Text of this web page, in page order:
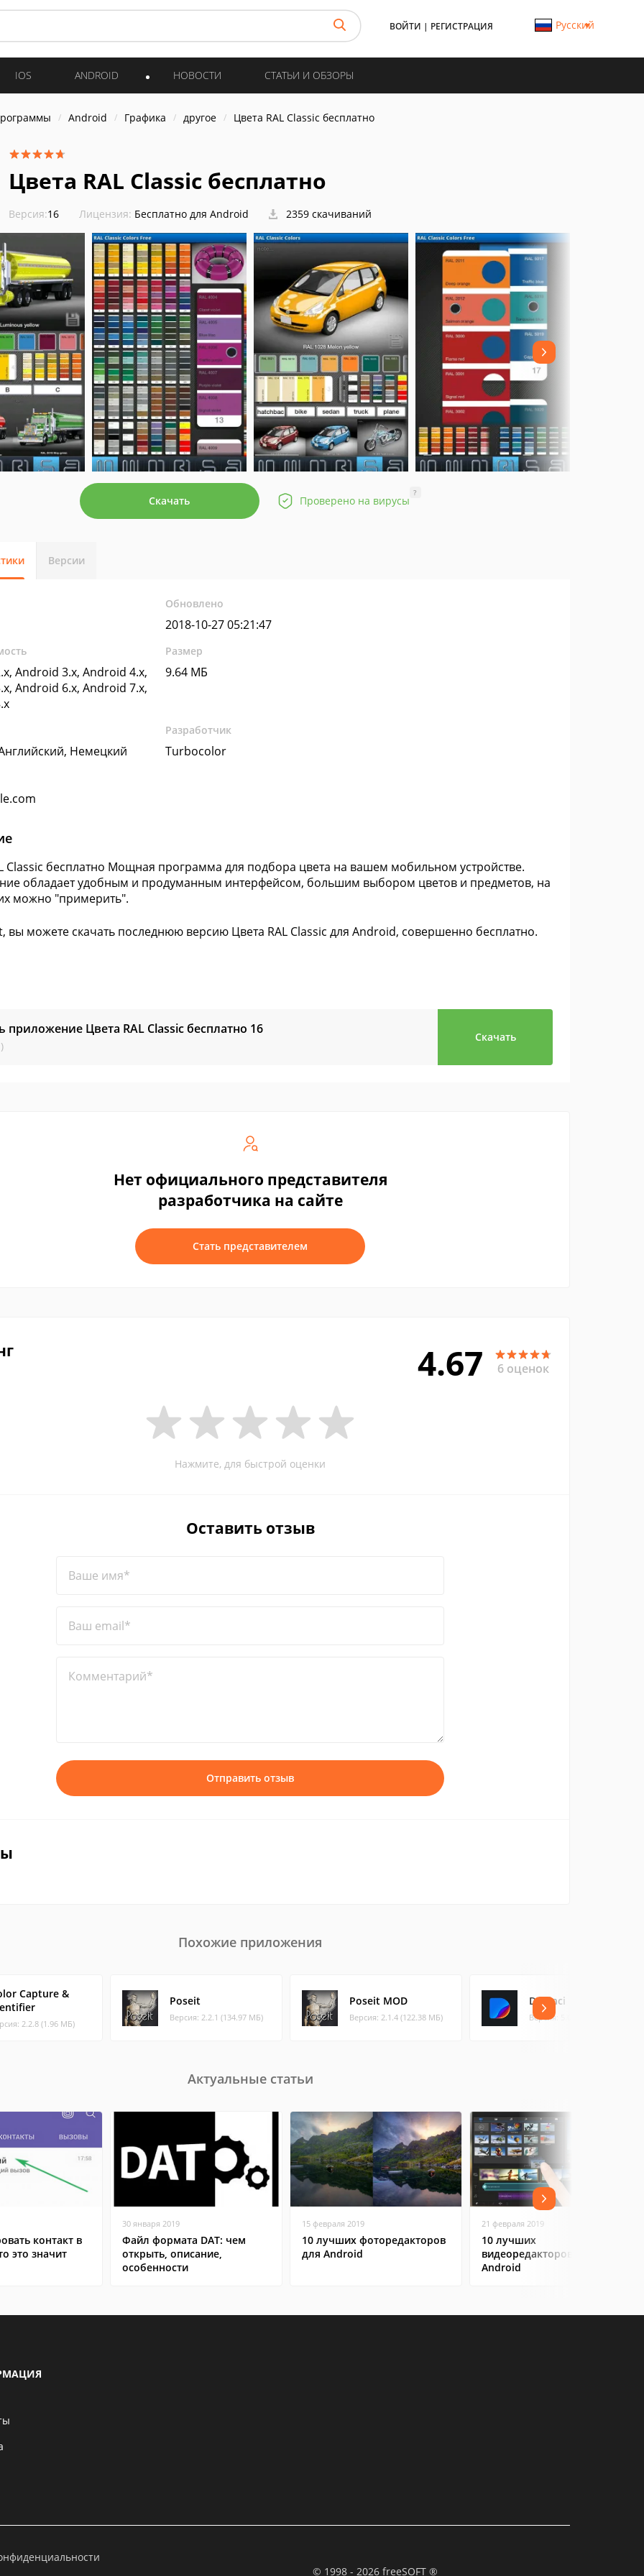
ВОЙТИ | РЕГИСТРАЦИЯ Русский
IOS ANDROID НОВОСТИ СТАТЬИ И ОБЗОРЫ
Android Графика другое Цвета RAL Classic бесплатно
Цвета RAL Classic бесплатно
Версия:16 Лицензия: Бесплатно для Android 2359 скачиваний
Скачать Проверено на вирусы
?
Версии
Обновлено
2018-10-27 05:21:47
Android 3.x, Android 4.x,
Android 6.x, Android 7.x,
Размер
9.64 МБ
Немецкий
Разработчик
Turbocolor
Classic бесплатно Мощная программа для подбора цвета на вашем мобильном устройстве.
обладает удобным и продуманным интерфейсом, большим выбором цветов и предметов, на
можно "примерить".
вы можете скачать последнюю версию Цвета RAL Classic для Android, совершенно бесплатно.
приложение Цвета RAL Classic бесплатно 16
Скачать
Нет официального представителя
разработчика на сайте
Стать представителем
4.67 6 оценок
Нажмите, для быстрой оценки
Оставить отзыв
Ваше имя*
Ваш email*
Комментарий*
Отправить отзыв
Похожие приложения
Capture &
2.2.8 (1.96 МБ)
Poseit
Версия: 2.2.1 (134.97 МБ)
Poseit MOD
Версия: 2.1.4 (122.38 МБ)
DaVinci
Версия: 5.0.3 (118 МБ)
Актуальные статьи
контакт в
это значит
30 января 2019
Файл формата DAT: чем
открыть, описание,
особенности
15 февраля 2019
10 лучших фоторедакторов
для Android
21 февраля 2019
10 лучших
видеоредакторов на
Android
© 1998 - 2026 freeSOFT ®